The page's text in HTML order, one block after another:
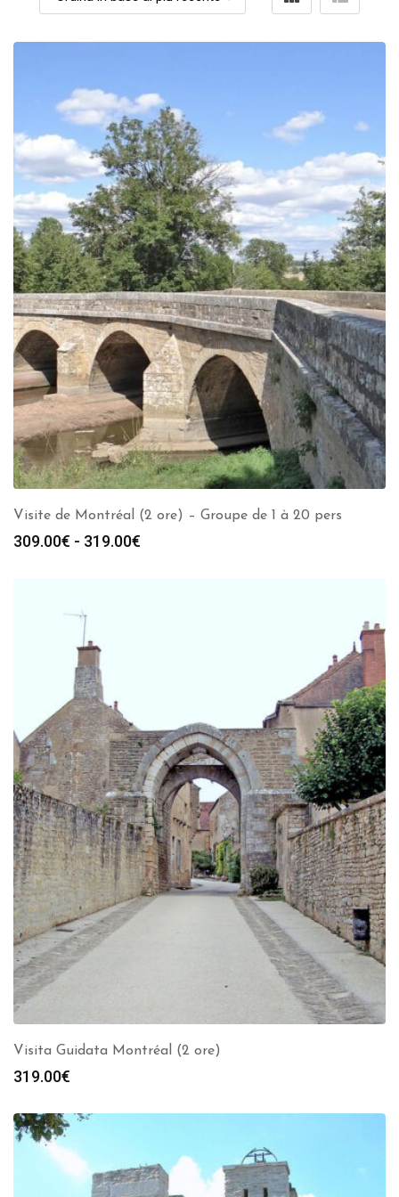
Visite de Montréal (2 ore) – Groupe de 1 à 20 pers
309.00€ - 319.00€
Visita Guidata Montréal (2 ore)
319.00€